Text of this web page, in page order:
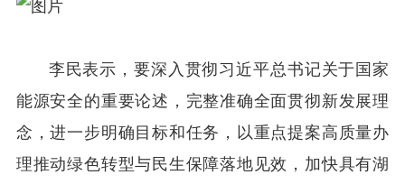
李民表示，要深入贯彻习近平总书记关于国家
能源安全的重要论述，完整准确全面贯彻新发展理
念，进一步明确目标和任务，以重点提案高质量办
理推动绿色转型与民生保障落地见效，加快具有湖